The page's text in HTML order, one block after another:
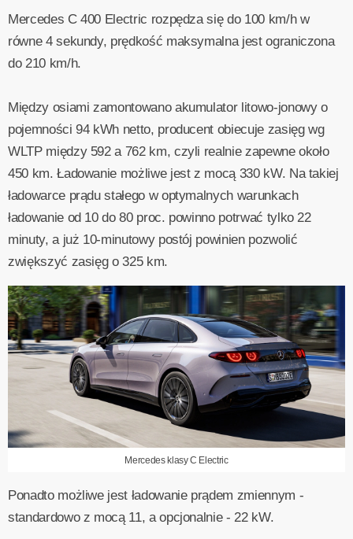
Mercedes C 400 Electric rozpędza się do 100 km/h w
równe 4 sekundy, prędkość maksymalna jest ograniczona
do 210 km/h.
Między osiami zamontowano akumulator litowo-jonowy o
pojemności 94 kWh netto, producent obiecuje zasięg wg
WLTP między 592 a 762 km, czyli realnie zapewne około
450 km. Ładowanie możliwe jest z mocą 330 kW. Na takiej
ładowarce prądu stałego w optymalnych warunkach
ładowanie od 10 do 80 proc. powinno potrwać tylko 22
minuty, a już 10-minutowy postój powinien pozwolić
zwiększyć zasięg o 325 km.
Mercedes klasy C Electric
Ponadto możliwe jest ładowanie prądem zmiennym -
standardowo z mocą 11, a opcjonalnie - 22 kW.